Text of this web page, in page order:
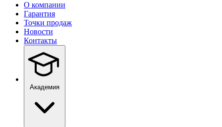
О компании
Гарантия
Точки продаж
Новости
Контакты
Академия